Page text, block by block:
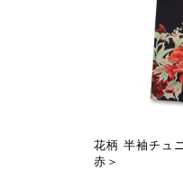
花柄 半袖チュ
赤＞